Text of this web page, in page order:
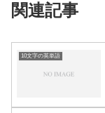
関連記事
10文字の英単語